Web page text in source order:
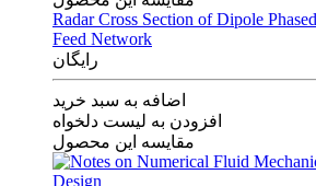
Radar Cross Section of Dipole
Feed Network
رایگان
اضافه به سبد خرید
افزودن به لیست دلخواه
مقایسه این محصول